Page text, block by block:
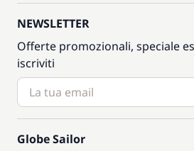
NEWSLETTER
Offerte promozionali, speciale
iscriviti
Globe Sailor